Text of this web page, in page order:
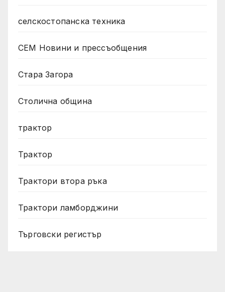
селскостопанска техника
СЕМ Новини и прессъобщения
Стара Загора
Столична община
трактор
Трактор
Трактори втора ръка
Трактори ламборджини
Търговски регистър